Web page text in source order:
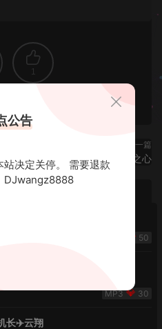
1
下一篇
★左左订制 - 海洋之心
50
30
长✈️云翔
公告
决定关停。 需要退款
DJwangz8888